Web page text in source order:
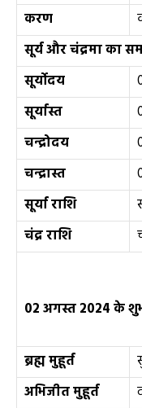
करण
सूर्य और चंद्रमा का
सूर्योदय
सूर्यास्त
चन्द्रोदय
चन्द्रास्त
सूर्या राशि
चंद्र राशि
02अगस्त2024के
ब्रह्म मुहूर्त
अभिजीत मुहूर्त